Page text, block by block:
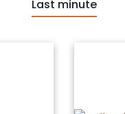
Last minute